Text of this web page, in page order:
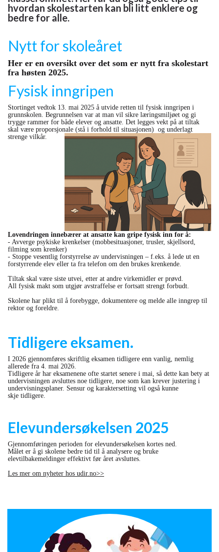
hvordan skolestarten kan bli litt enklere og
bedre for alle.
Nytt for skoleåret
Her er en oversikt over det som er nytt fra skolestart
fra høsten 2025.
Fysisk inngripen
Stortinget vedtok 13. mai 2025 å utvide retten til fysisk inngripen i
grunnskolen. Begrunnelsen var at man vil sikre læringsmiljøet og gi
trygge rammer for både elever og ansatte. Det legges vekt på at tiltak
skal være proporsjonale (stå i forhold til situasjonen) og underlagt
strenge vilkår.
Lovendringen innebærer at ansatte kan gripe fysisk inn for å:
- Avverge psykiske krenkelser (mobbesituasjoner, trusler, skjellsord,
filming som krenker)
- Stoppe vesentlig forstyrrelse av undervisningen – f.eks. å lede ut en
forstyrrende elev eller ta fra telefon om den brukes krenkende.
Tiltak skal være siste utvei, etter at andre virkemidler er prøvd.
All fysisk makt som utgjør avstraffelse er fortsatt strengt forbudt.
Skolene har plikt til å forebygge, dokumentere og melde alle inngrep til
rektor og foreldre.
Tidligere eksamen.
I 2026 gjennomføres skriftlig eksamen tidligere enn vanlig, nemlig
allerede fra 4. mai 2026.
Tidligere år har eksamenene ofte startet senere i mai, så dette kan bety at
undervisningen avsluttes noe tidligere, noe som kan krever justering i
undervisningsplaner. Sensur og karaktersetting vil også kunne
skje tidligere.
Elevundersøkelsen 2025
Gjennomføringen perioden for elevundersøkelsen kortes ned.
Målet er å gi skolene bedre tid til å analysere og bruke
elevtilbakemeldinger effektivt før året avsluttes.
Les mer om nyheter hos udir.no>>